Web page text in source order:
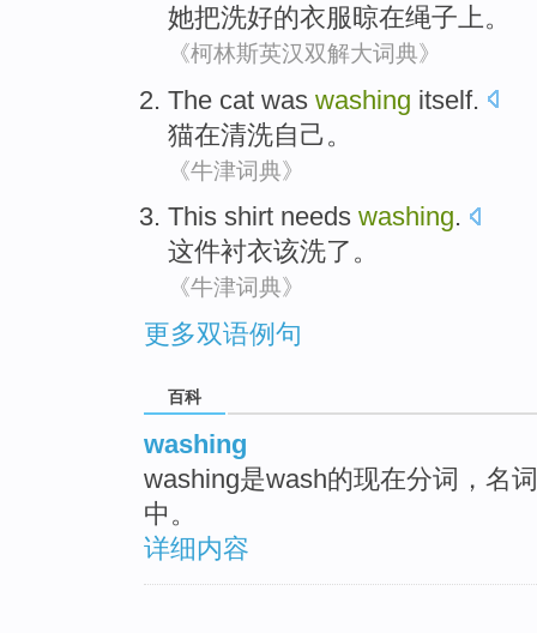
她把洗好的衣服晾在绳子上。
《柯林斯英汉双解大词典》
The cat was washing itself.
猫在清洗自己。
《牛津词典》
This shirt needs washing.
这件衬衣该洗了。
《牛津词典》
更多双语例句
百科
washing
washing是wash的现在分词，名
中。
详细内容